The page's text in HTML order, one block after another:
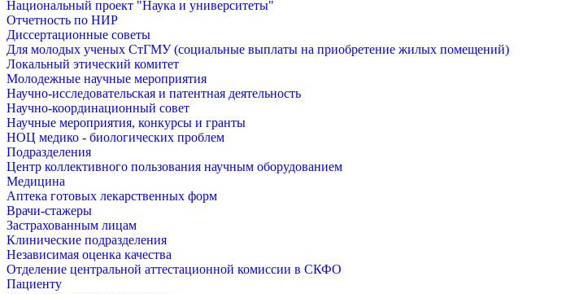
Национальный проект "Наука и университеты"
Отчетность по НИР
Диссертационные советы
Для молодых ученых СтГМУ (социальные выплаты на приобретение жилых помещений)
Локальный этический комитет
Молодежные научные мероприятия
Научно-исследовательская и патентная деятельность
Научно-координационный совет
Научные мероприятия, конкурсы и гранты
НОЦ медико - биологических проблем
Подразделения
Центр коллективного пользования научным оборудованием
Медицина
Аптека готовых лекарственных форм
Врачи-стажеры
Застрахованным лицам
Клинические подразделения
Независимая оценка качества
Отделение центральной аттестационной комиссии в СКФО
Пациенту